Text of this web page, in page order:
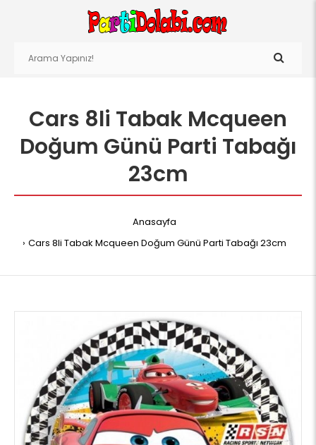
Cars 8li Tabak Mcqueen
Doğum Günü Parti Tabağı
23cm
Anasayfa
Cars 8li Tabak Mcqueen Doğum Günü Parti Tabağı 23cm